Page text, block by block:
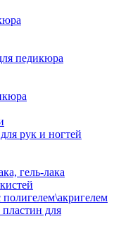
педикюра
рук и ногтей
гель-лака
для